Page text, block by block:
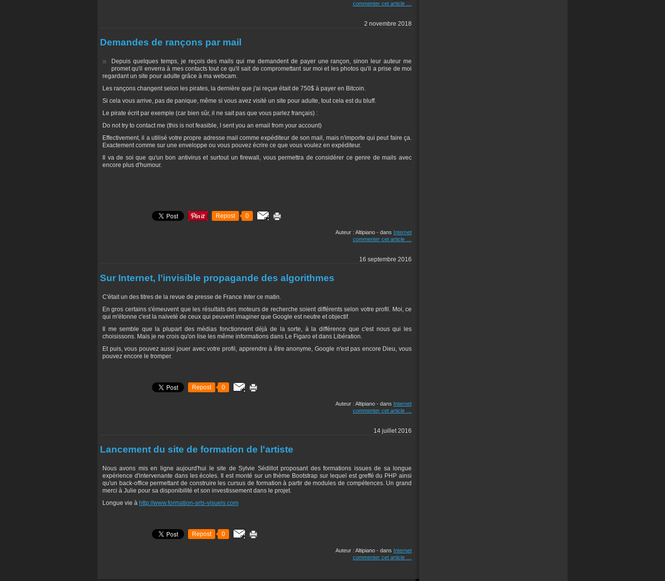
commenter cet article
2 novembre 2018
Demandes de rançons par mail
Depuis quelques temps, je reçois des mails qui me demandent de payer une rançon, sinon leur auteur me
promet qu'il enverra à mes contacts tout ce qu'il sait de compromettant sur moi et les photos qu'il a prise de moi
regardant un site pour adulte grâce à ma webcam.
Les rançons changent selon les pirates, la dernière que j'ai reçue était de 750$ à payer en Bitcoin.
Si cela vous arrive, pas de panique, même si vous avez visité un site pour adulte, tout cela est du bluff.
Le pirate écrit par exemple (car bien sûr, il ne sait pas que vous parlez français) :
Do not try to contact me (this is not feasible, I sent you an email from your account)
Effectivement, il a utilisé votre propre adresse mail comme expéditeur de son mail, mais n'importe qui peut faire ça.
Exactement comme sur une enveloppe ou vous pouvez écrire ce que vous voulez en expéditeur.
Il va de soi que qu'un bon antivirus et surtout un firewall, vous permettra de considérer ce genre de mails avec
encore plus d'humour.
Repost 0
Auteur : Altipiano - dans Internet
commenter cet article
16 septembre 2016
Sur Internet, l’invisible propagande des algorithmes
C'était un des titres de la revue de presse de France Inter ce matin.
En gros certains s'émeuvent que les résultats des moteurs de recherche soient différents selon votre profil. Moi, ce
qui m'étonne c'est la naïveté de ceux qui peuvent imaginer que Google est neutre et objectif.
Il me semble que la plupart des médias fonctionnent déjà de la sorte, à la différence que c'est nous qui les
choisissons. Mais je ne crois qu'on lise les même informations dans Le Figaro et dans Libération.
Et puis, vous pouvez aussi jouer avec votre profil, apprendre à être anonyme, Google n'est pas encore Dieu, vous
pouvez encore le tromper.
Repost 0
Auteur : Altipiano - dans Internet
commenter cet article
14 juillet 2016
Lancement du site de formation de l'artiste
Nous avons mis en ligne aujourd'hui le site de Sylvie Sédillot proposant des formations issues de sa longue
expérience d'intervenante dans les écoles. Il est monté sur un thème Bootstrap sur lequel est greffé du PHP ainsi
qu'un back-office permettant de construire les cursus de formation à partir de modules de compétences. Un grand
merci à Julie pour sa disponibilité et son investissement dans le projet.
Longue vie à http://www.formation-arts-visuels.com
Repost 0
Auteur : Altipiano - dans Internet
commenter cet article